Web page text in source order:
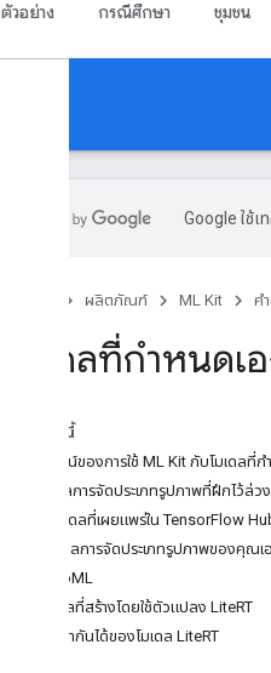
ตัวอย่าง กรณีศึกษา ชุมชน
Google ใช้
ผลิตภัณฑ์ ML Kit ค
โมเดลที่กำหนด
ในหน้านี้
ประโยชน์ของการใช้ ML Kit กับโมเดลที่ก
ใช้โมเดลการจัดประเภทรูปภาพที่ฝึกไว้ล่ว
ใช้โมเดลที่เผยแพร่ใน TensorFlow
ฝึกโมเดลการจัดประเภทรูปภาพของคุณเ
AutoML
โมเดลที่สร้างโดยใช้ตัวแปลง LiteRT
ความเข้ากันได้ของโมเดล LiteRT